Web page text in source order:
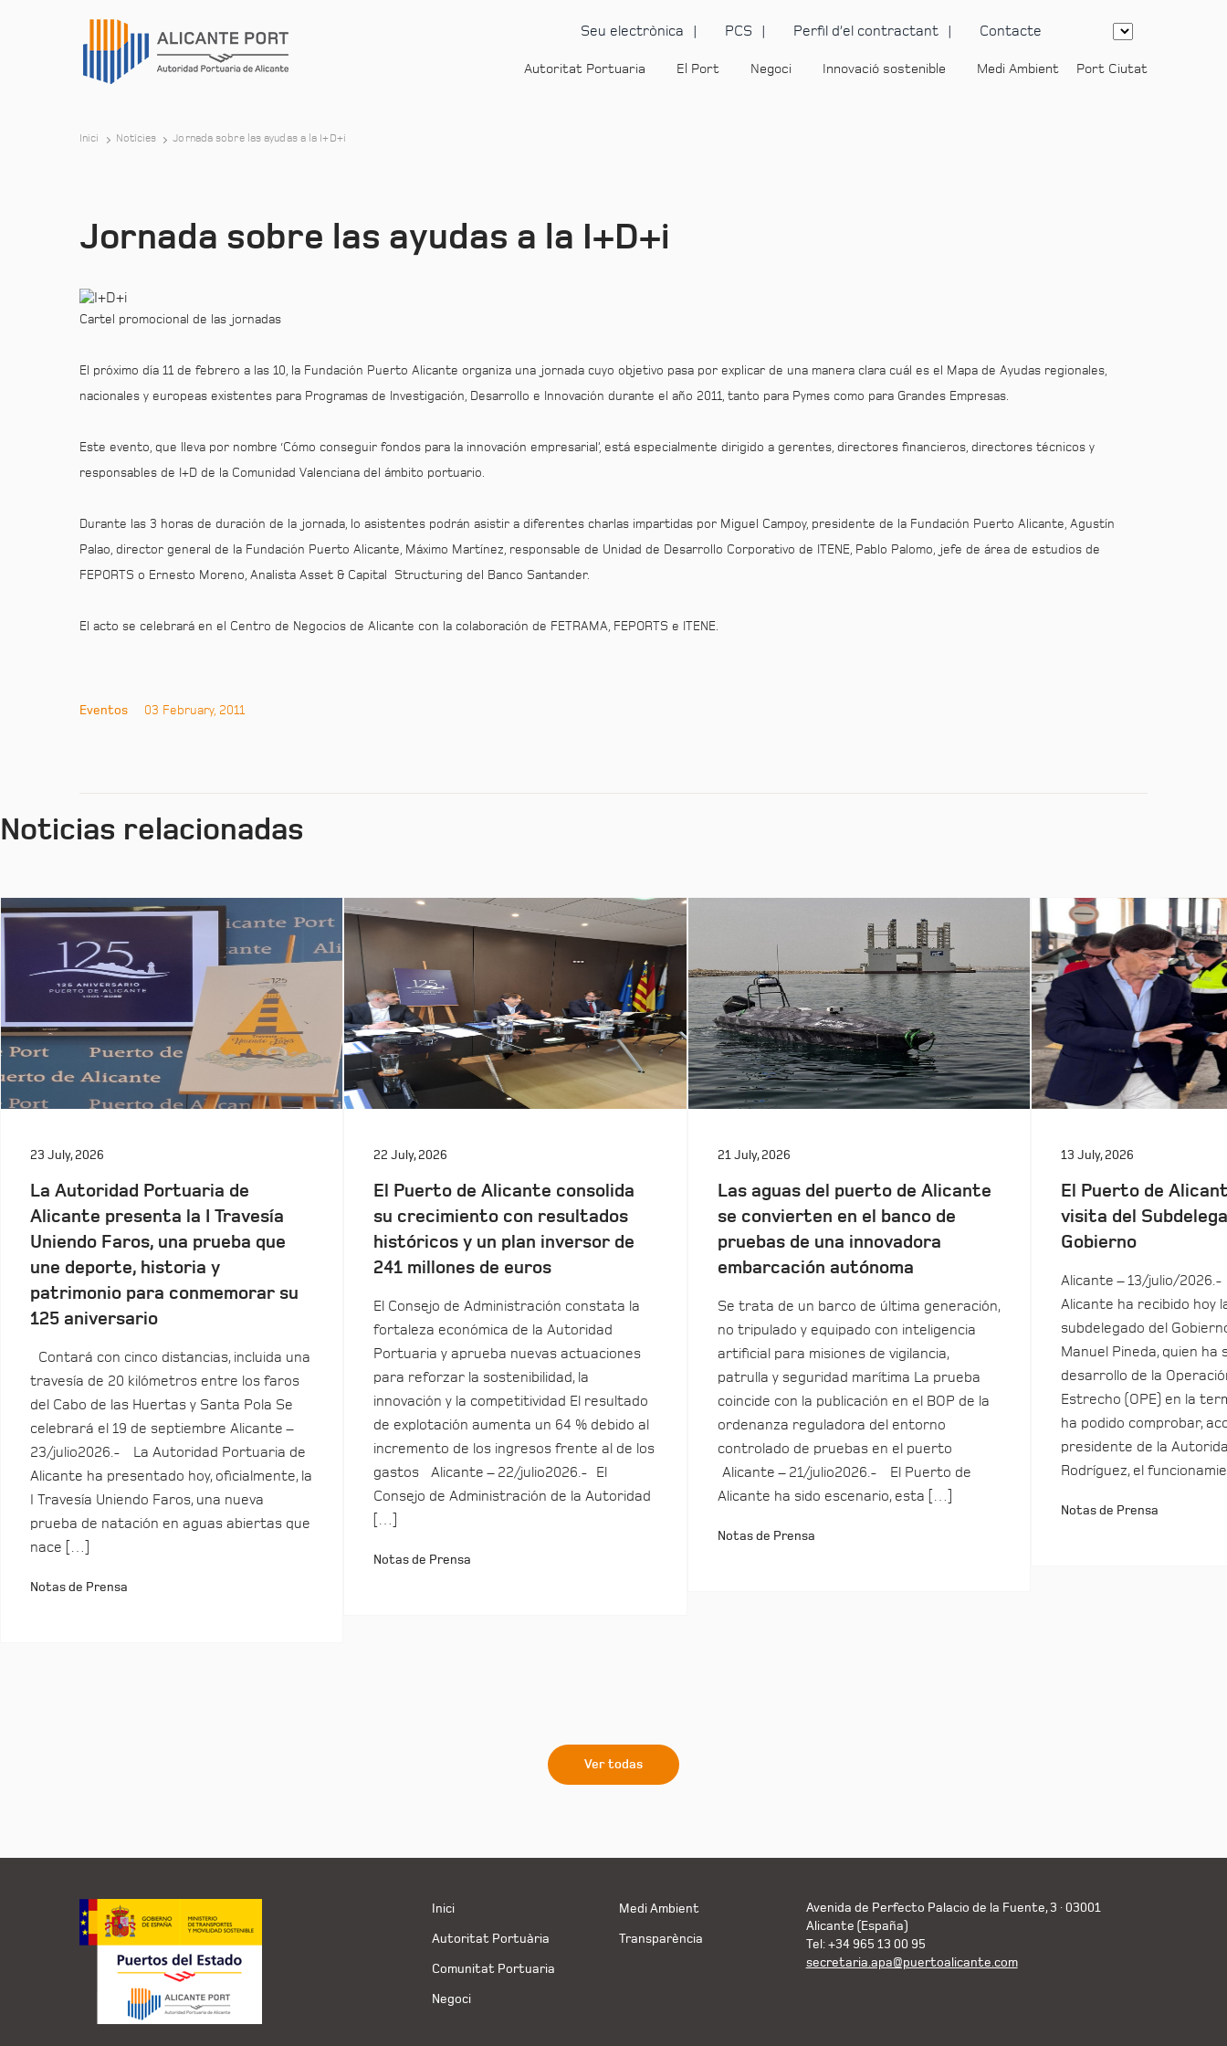
Seu electrònica PCS Perfil d’el contractant Contacte
Autoritat Portuaria El Port Negoci Innovació sostenible Medi Ambient Port Ciutat
Inici Notícies Jornada sobre las ayudas a la I+D+i
Jornada sobre las ayudas a la I+D+i
Cartel promocional de las jornadas
El próximo día 11 de febrero a las 10, la Fundación Puerto Alicante organiza una jornada cuyo objetivo pasa por explicar de una manera clara cuál es el Mapa de Ayudas regionales,
nacionales y europeas existentes para Programas de Investigación, Desarrollo e Innovación durante el año 2011, tanto para Pymes como para Grandes Empresas.
Este evento, que lleva por nombre ‘Cómo conseguir fondos para la innovación empresarial’, está especialmente dirigido a gerentes, directores financieros, directores técnicos y
responsables de I+D de la Comunidad Valenciana del ámbito portuario.
Durante las 3 horas de duración de la jornada, lo asistentes podrán asistir a diferentes charlas impartidas por Miguel Campoy, presidente de la Fundación Puerto Alicante, Agustín
Palao, director general de la Fundación Puerto Alicante, Máximo Martínez, responsable de Unidad de Desarrollo Corporativo de ITENE, Pablo Palomo, jefe de área de estudios de
FEPORTS o Ernesto Moreno, Analista Asset & Capital Structuring del Banco Santander.
El acto se celebrará en el Centro de Negocios de Alicante con la colaboración de FETRAMA, FEPORTS e ITENE.
Eventos 03 February, 2011
Noticias relacionadas
23 July, 2026
La Autoridad Portuaria de
Alicante presenta la I Travesía
Uniendo Faros, una prueba que
une deporte, historia y
patrimonio para conmemorar su
125 aniversario
Contará con cinco distancias, incluida una
travesía de 20 kilómetros entre los faros
del Cabo de las Huertas y Santa Pola Se
celebrará el 19 de septiembre Alicante –
23/julio2026.- La Autoridad Portuaria de
Alicante ha presentado hoy, oficialmente, la
I Travesía Uniendo Faros, una nueva
prueba de natación en aguas abiertas que
nace […]
Notas de Prensa
22 July, 2026
El Puerto de Alicante consolida
su crecimiento con resultados
históricos y un plan inversor de
241 millones de euros
El Consejo de Administración constata la
fortaleza económica de la Autoridad
Portuaria y aprueba nuevas actuaciones
para reforzar la sostenibilidad, la
innovación y la competitividad El resultado
de explotación aumenta un 64 % debido al
incremento de los ingresos frente al de los
gastos Alicante – 22/julio2026.- El
Consejo de Administración de la Autoridad
Notas de Prensa
21 July, 2026
Las aguas del puerto de Alicante
se convierten en el banco de
pruebas de una innovadora
embarcación autónoma
Se trata de un barco de última generación,
no tripulado y equipado con inteligencia
artificial para misiones de vigilancia,
patrulla y seguridad marítima La prueba
coincide con la publicación en el BOP de la
ordenanza reguladora del entorno
controlado de pruebas en el puerto
Alicante – 21/julio2026.- El Puerto de
Alicante ha sido escenario, esta […]
Notas de Prensa
13 July, 2026
El Puerto de
visita del
Gobierno
Alicante – 13/julio/
Alicante ha recibido hoy
subdelegado del
Manuel Pineda, quien ha
desarrollo de la
Estrecho (OPE) en la
ha podido comprobar,
presidente de la
Rodríguez, el
Notas de Prensa
Ver todas
Inici
Autoritat Portuària
Comunitat Portuaria
Negoci
Medi Ambient
Transparència
Avenida de Perfecto Palacio de la Fuente, 3 · 03001
Alicante (España)
Tel: +34 965 13 00 95
secretaria.apa@puertoalicante.com